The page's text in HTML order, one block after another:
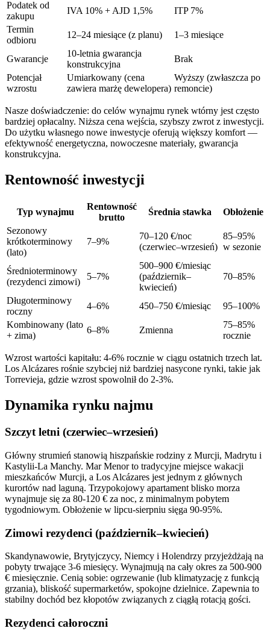
Podatek od
zakupu
IVA 10% + AJD 1,5%
ITP 7%
Termin
odbioru
12–24 miesiące (z planu) 1–3 miesiące
Gwarancje
10-letnia gwarancja
konstrukcyjna
Brak
Potencjał
wzrostu
Umiarkowany (cena
zawiera marżę dewelopera)
Wyższy (zwłaszcza po
remoncie)
Nasze doświadczenie: do celów wynajmu rynek wtórny jest często
bardziej opłacalny. Niższa cena wejścia, szybszy zwrot z inwestycji.
Do użytku własnego nowe inwestycje oferują większy komfort —
efektywność energetyczna, nowoczesne materiały, gwarancja
konstrukcyjna.
Rentowność inwestycji
Typ wynajmu
Rentowność
brutto
Średnia stawka
Obłożenie
Sezonowy
krótkoterminowy
(lato)
7–9%
70–120 €/noc
(czerwiec–wrzesień)
85–95%
w sezonie
Średnioterminowy
(rezydenci zimowi)
5–7%
500–900 €/miesiąc
(październik–
kwiecień)
70–85%
Długoterminowy
roczny
4–6% 450–750 €/miesiąc
95–100%
Kombinowany (lato
+ zima)
6–8% Zmienna
75–85%
rocznie
Wzrost wartości kapitału: 4-6% rocznie w ciągu ostatnich trzech lat.
Los Alcázares rośnie szybciej niż bardziej nasycone rynki, takie jak
Torrevieja, gdzie wzrost spowolnił do 2-3%.
Dynamika rynku najmu
Szczyt letni (czerwiec–wrzesień)
Główny strumień stanowią hiszpańskie rodziny z Murcji, Madrytu i
Kastylii-La Manchy. Mar Menor to tradycyjne miejsce wakacji
mieszkańców Murcji, a Los Alcázares jest jednym z głównych
kurortów nad laguną. Trzypokojowy apartament blisko morza
wynajmuje się za 80-120 € za noc, z minimalnym pobytem
tygodniowym. Obłożenie w lipcu-sierpniu sięga 90-95%.
Zimowi rezydenci (październik–kwiecień)
Skandynawowie, Brytyjczycy, Niemcy i Holendrzy przyjeżdżają na
pobyty trwające 3-6 miesięcy. Wynajmują na cały okres za 500-900
€ miesięcznie. Cenią sobie: ogrzewanie (lub klimatyzację z funkcją
grzania), bliskość supermarketów, spokojne dzielnice. Zapewnia to
stabilny dochód bez kłopotów związanych z ciągłą rotacją gości.
Rezydenci całoroczni